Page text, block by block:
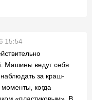
15:54
Машины ведут себя
за краш-
когда